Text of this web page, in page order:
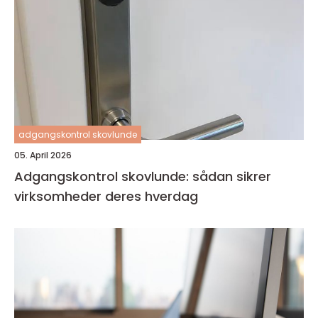
adgangskontrol skovlunde
05. April 2026
Adgangskontrol skovlunde: sådan sikrer
virksomheder deres hverdag